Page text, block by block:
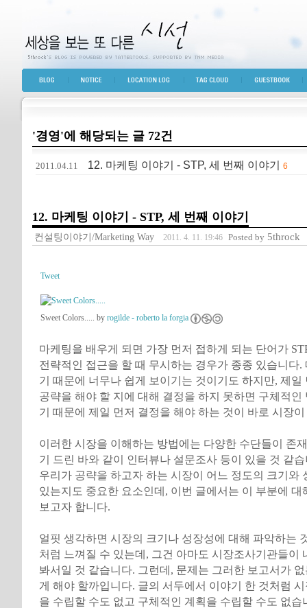
세상을 보는 또 다른 시선
BLOG TOP NOTICE LOCATION LOG TAG CLOUD GUESTBOOK
'경영'에 해당되는 글 72건
2011.04.11 12. 마케팅 이야기 - STP, 세 번째 이야기 6
12. 마케팅 이야기 - STP, 세 번째 이야기
컨설팅이야기/Marketing Way 2011. 4. 11. 19:46 Posted by 5throck
Tweet
Sweet Colors..... by rogilde - roberto la forgia
마케팅을 배우게 되면 가장 먼저 접하게 되는 단어가
전략적인 접근을 할 때 무시하는 경우가 종종 있습니다.
기 때문에 너무나 쉽게 보이기는 것이기도 하지만, 제일
공략을 해야 할 지에 대해 결정을 하지 못하면 구체적인
기 때문에 제일 먼저 결정을 해야 하는 것이 바로 시장
이러한 시장을 이해하는 방법에는 다양한 수단들이 존
기 드린 바와 같이 인터뷰나 설문조사 등이 있을 것 같
우리가 공략을 하고자 하는 시장이 어느 정도의 크기와
있는지도 중요한 요소인데, 이번 글에서는 이 부분에 대
보고자 합니다.
얼핏 생각하면 시장의 크기나 성장성에 대해 파악하는
처럼 느껴질 수 있는데, 그건 아마도 시장조사기관들이
봐서일 것 같습니다. 그런데, 문제는 그러한 보고서가
게 해야 할까입니다. 글의 서두에서 이야기 한 것처럼
을 수립할 수도 없고 구체적인 계획을 수립할 수도 없습